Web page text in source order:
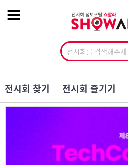
전시회 찾기 전시회 즐기기